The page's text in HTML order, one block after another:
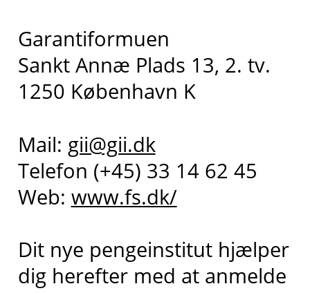
Garantiformuen
Sankt Annæ Plads 13, 2. tv.
1250 København K
Mail: gii@gii.dk
Telefon (+45) 33 14 62 45
Web: www.fs.dk/
Dit nye pengeinstitut hjælper
dig herefter med at anmelde